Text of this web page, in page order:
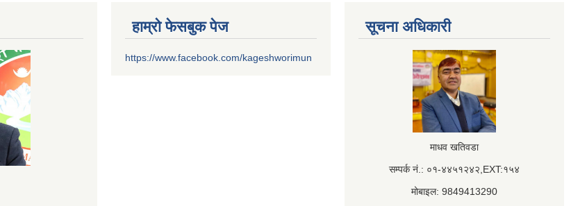
हाम्रो फेसबुक पेज
https://www.facebook.com/kageshworimun
सूचना अधिकारी
माधव खतिवडा
सम्पर्क नं.: ०१-४४५१२४२,EXT:१५४
मोबाइल: 9849413290